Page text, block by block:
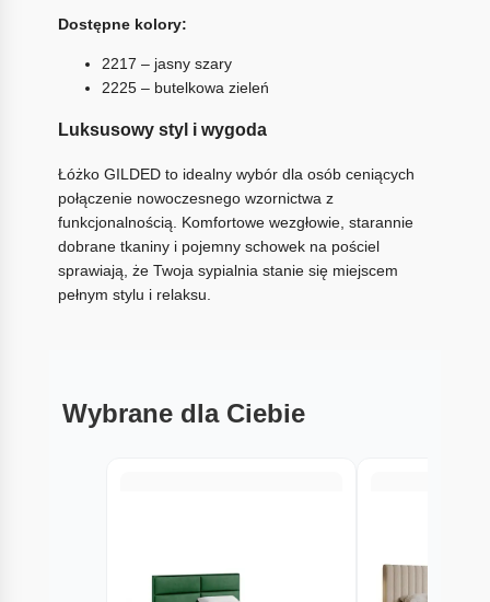
Dostępne kolory:
2217 – jasny szary
2225 – butelkowa zieleń
Luksusowy styl i wygoda
Łóżko GILDED to idealny wybór dla osób ceniących
połączenie nowoczesnego wzornictwa z
funkcjonalnością. Komfortowe wezgłowie, starannie
dobrane tkaniny i pojemny schowek na pościel
sprawiają, że Twoja sypialnia stanie się miejscem
pełnym stylu i relaksu.
Wybrane dla Ciebie